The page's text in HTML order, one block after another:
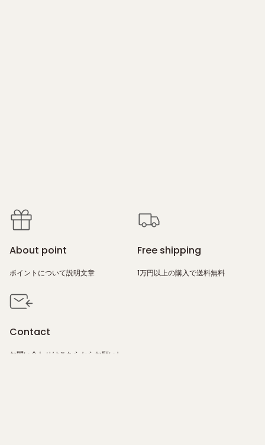
About point
ポイントについて説明文章
Free shipping
1万円以上の購入で送料無料
Contact
お問い合わせは こちら からお願いし